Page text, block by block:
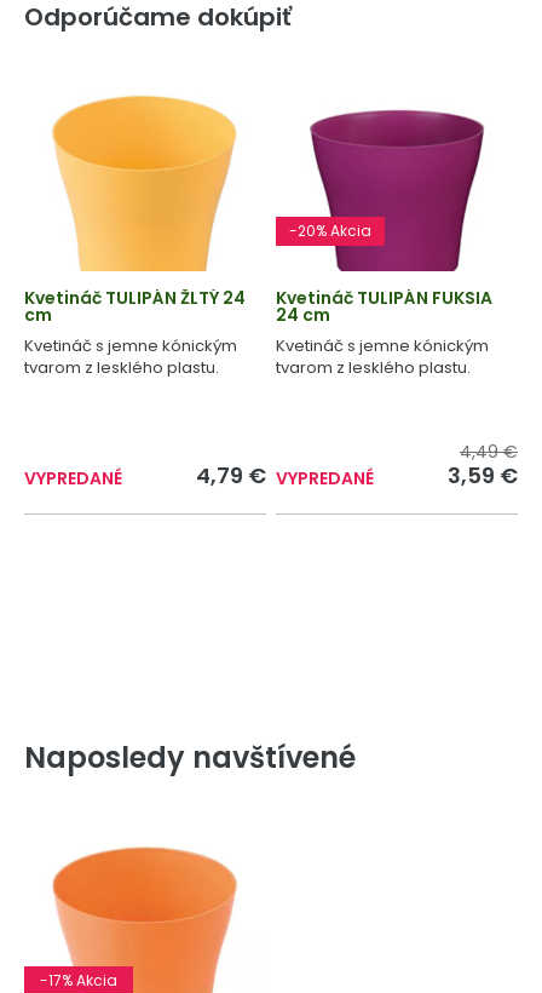
Odporúčame dokúpiť
Kvetináč TULIPÁN ŽLTÝ 24
cm
Kvetináč s jemne kónickým
tvarom z lesklého plastu.
VYPREDANÉ 4,79 €
-20% Akcia
Kvetináč TULIPÁN FUKSIA
24 cm
Kvetináč s jemne kónickým
tvarom z lesklého plastu.
VYPREDANÉ
4,49 €
3,59 €
Naposledy navštívené
-17% Akcia